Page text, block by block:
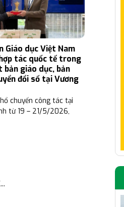
Giáo dục Việt Nam
tác quốc tế trong
bản giáo dục, bản
đổi số tại Vương
chuyến công tác tại
từ 19 – 21/5/2026,